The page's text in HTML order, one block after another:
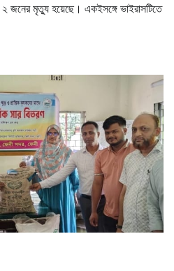
জনের মৃত্যু হয়েছে। একইসঙ্গে ভাইরাসটিতে